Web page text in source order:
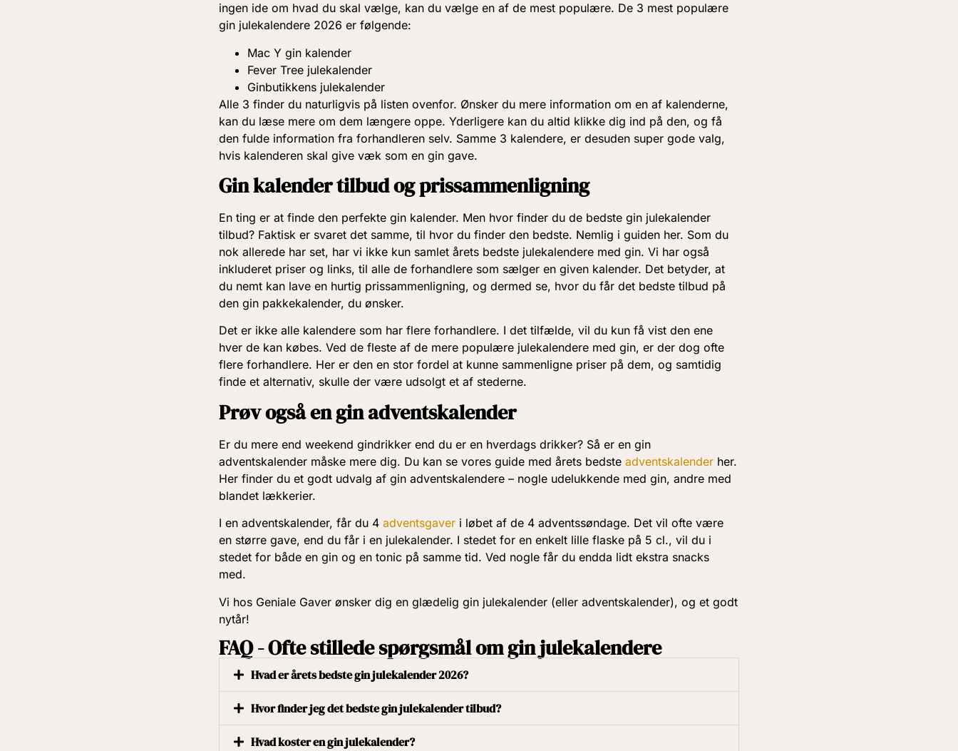
ingen ide om hvad du skal vælge, kan du vælge en af de mest populære. De 3 mest populære
gin julekalendere 2026 er følgende:
Mac Y gin kalender
Fever Tree julekalender
Ginbutikkens julekalender
Alle 3 finder du naturligvis på listen ovenfor. Ønsker du mere information om en af kalenderne,
kan du læse mere om dem længere oppe. Yderligere kan du altid klikke dig ind på den, og få
den fulde information fra forhandleren selv. Samme 3 kalendere, er desuden super gode valg,
hvis kalenderen skal give væk som en gin gave.
Gin kalender tilbud og prissammenligning
En ting er at finde den perfekte gin kalender. Men hvor finder du de bedste gin julekalender
tilbud? Faktisk er svaret det samme, til hvor du finder den bedste. Nemlig i guiden her. Som du
nok allerede har set, har vi ikke kun samlet årets bedste julekalendere med gin. Vi har også
inkluderet priser og links, til alle de forhandlere som sælger en given kalender. Det betyder, at
du nemt kan lave en hurtig prissammenligning, og dermed se, hvor du får det bedste tilbud på
den gin pakkekalender, du ønsker.
Det er ikke alle kalendere som har flere forhandlere. I det tilfælde, vil du kun få vist den ene
hver de kan købes. Ved de fleste af de mere populære julekalendere med gin, er der dog ofte
flere forhandlere. Her er den en stor fordel at kunne sammenligne priser på dem, og samtidig
finde et alternativ, skulle der være udsolgt et af stederne.
Prøv også en gin adventskalender
Er du mere end weekend gindrikker end du er en hverdags drikker? Så er en gin
adventskalender måske mere dig. Du kan se vores guide med årets bedste adventskalender her.
Her finder du et godt udvalg af gin adventskalendere – nogle udelukkende med gin, andre med
blandet lækkerier.
I en adventskalender, får du 4 adventsgaver i løbet af de 4 adventssøndage. Det vil ofte være
en større gave, end du får i en julekalender. I stedet for en enkelt lille flaske på 5 cl., vil du i
stedet for både en gin og en tonic på samme tid. Ved nogle får du endda lidt ekstra snacks
med.
Vi hos Geniale Gaver ønsker dig en glædelig gin julekalender (eller adventskalender), og et godt
nytår!
FAQ - Ofte stillede spørgsmål om gin julekalendere
Hvad er årets bedste gin julekalender 2026?
Hvor finder jeg det bedste gin julekalender tilbud?
Hvad koster en gin julekalender?